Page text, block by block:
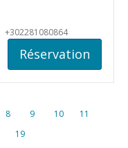
+302281080864
Réservation
8 9 10
11
19